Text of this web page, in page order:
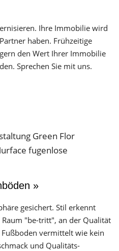
Ihre Immobilie wird
Partner haben. Frühzeitige
den Wert Ihrer Immobilie
Sprechen Sie mit uns.
»
gesichert. Stil erkennt
"be-tritt", an der Qualität
vermittelt wie kein
und Qualitäts­